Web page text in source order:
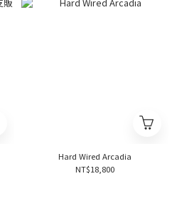
Hard Wired Arcadia
NT$18,800